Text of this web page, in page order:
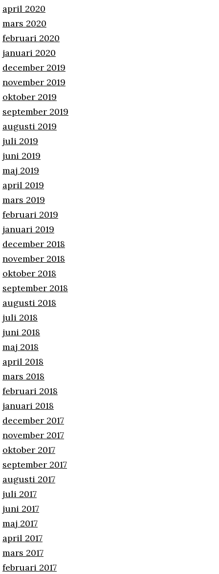
april 2020
mars 2020
februari 2020
januari 2020
december 2019
november 2019
oktober 2019
september 2019
augusti 2019
juli 2019
juni 2019
maj 2019
april 2019
mars 2019
februari 2019
januari 2019
december 2018
november 2018
oktober 2018
september 2018
augusti 2018
juli 2018
juni 2018
maj 2018
april 2018
mars 2018
februari 2018
januari 2018
december 2017
november 2017
oktober 2017
september 2017
augusti 2017
juli 2017
juni 2017
maj 2017
april 2017
mars 2017
februari 2017